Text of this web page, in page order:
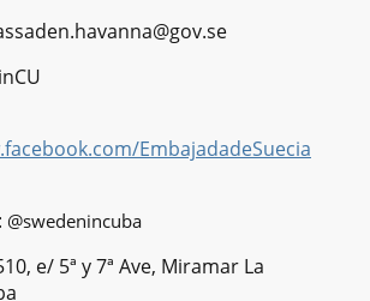
EmbajadadeSuecia
@swedenincuba
e/ 5ª y 7ª Ave, Miramar La